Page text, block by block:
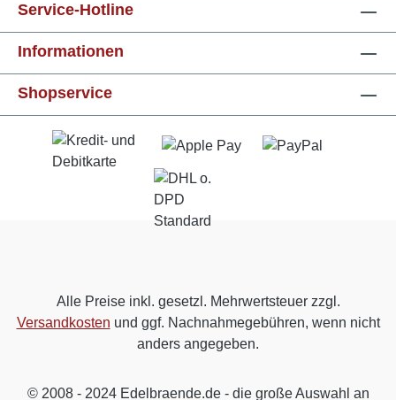
Service-Hotline
Informationen
Shopservice
Alle Preise inkl. gesetzl. Mehrwertsteuer zzgl.
Versandkosten und ggf. Nachnahmegebühren, wenn nicht
anders angegeben.
© 2008 - 2024 Edelbraende.de - die große Auswahl an